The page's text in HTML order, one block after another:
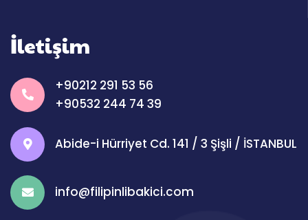
İletişim
+90212 291 53 56
+90532 244 74 39
Abide-i Hürriyet Cd. 141 / 3 Şişli / İSTANBUL
info@filipinlibakici.com